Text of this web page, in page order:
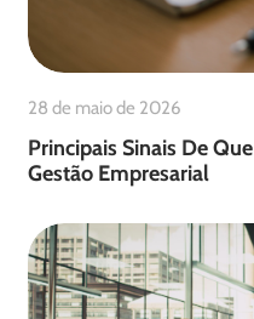
28 de maio de 2026
Principais Sinais De
Gestão Empresarial